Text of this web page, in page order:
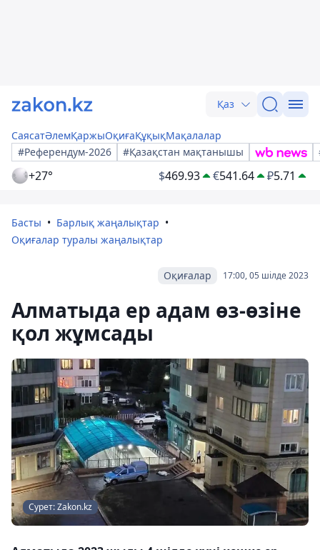
Қаз
СаясатӘлемҚаржыОқиғаҚұқықМақалалар
#Референдум-2026
#Қазақстан мақтанышы
+27° $469.93 €541.64 ₽5.71
Басты
Барлық жаңалықтар
Оқиғалар туралы жаңалықтар
17:00, 05 шілде 2023
Оқиғалар
Алматыда ер адам өз-өзіне
қол жұмсады
Сурет: Zakon.kz